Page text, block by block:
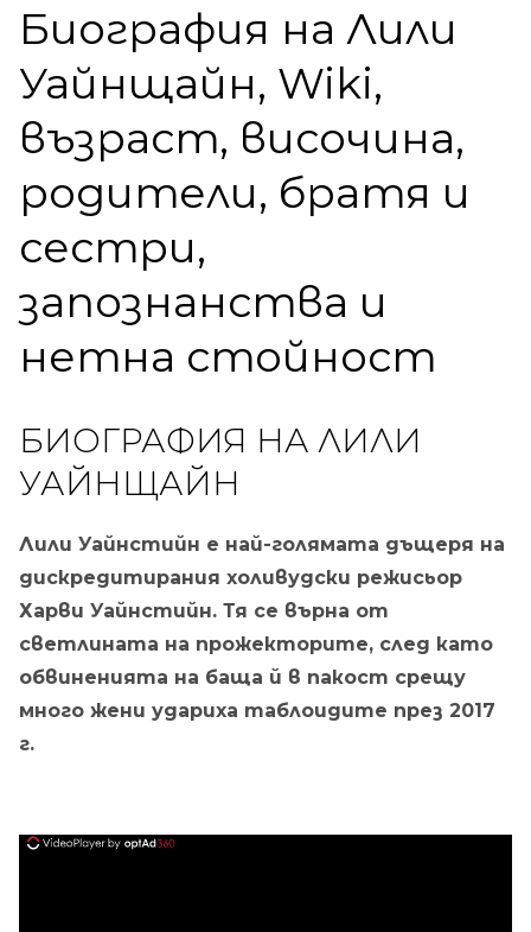
Биография на Лили
Уайнщайн, Wiki,
възраст, височина,
родители, братя и
сестри,
запознанства и
нетна стойност
БИОГРАФИЯ НА ЛИЛИ
УАЙНЩАЙН
Лили Уайнстийн е най-голямата дъщеря на
дискредитирания холивудски режисьор
Харви Уайнстийн. Тя се върна от
светлината на прожекторите, след като
обвиненията на баща й в пакост срещу
много жени удариха таблоидите през 2017
г.